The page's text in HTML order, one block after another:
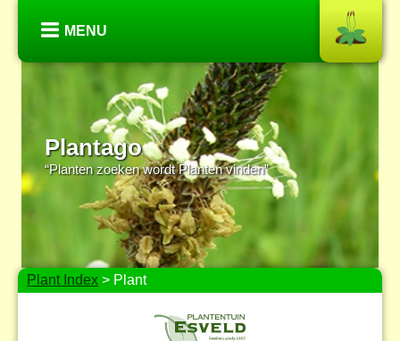
MENU
Plantago
“Planten zoeken wordt Planten vinden”
Plant Index > Plant